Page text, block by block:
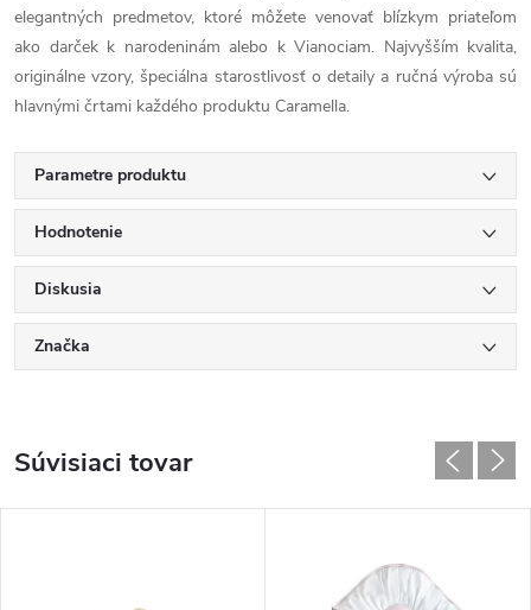
elegantných predmetov, ktoré môžete venovať blízkym priateľom
ako darček k narodeninám alebo k Vianociam. Najvyšším kvalita,
originálne vzory, špeciálna starostlivosť o detaily a ručná výroba sú
hlavnými črtami každého produktu Caramella.
Parametre produktu
Hodnotenie
Diskusia
Značka
Súvisiaci tovar